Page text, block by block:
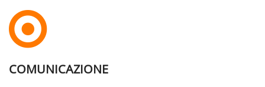
COMUNICAZIONE